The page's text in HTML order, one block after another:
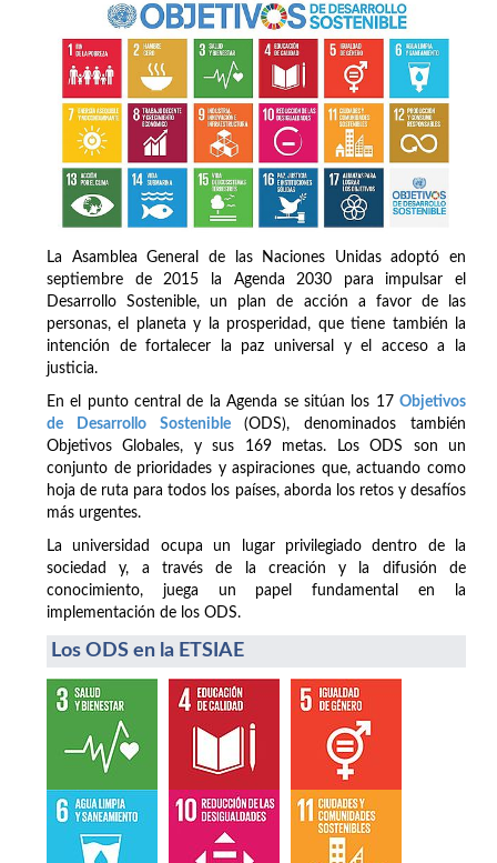
La Asamblea General de las Naciones Unidas adoptó en
septiembre de 2015 la Agenda 2030 para impulsar el
Desarrollo Sostenible, un plan de acción a favor de las
personas, el planeta y la prosperidad, que tiene también la
intención de fortalecer la paz universal y el acceso a la
justicia.
En el punto central de la Agenda se sitúan los 17 Objetivos
de Desarrollo Sostenible(ODS), denominados también
Objetivos Globales, y sus 169 metas. Los ODS son un
conjunto de prioridades y aspiraciones que, actuando como
hoja de ruta para todos los países, aborda los retos y desafíos
más urgentes.
La universidad ocupa un lugar privilegiado dentro de la
sociedad y, a través de la creación y la difusión de
conocimiento, juega un papel fundamental en la
implementación de los ODS.
Los ODS en la ETSIAE